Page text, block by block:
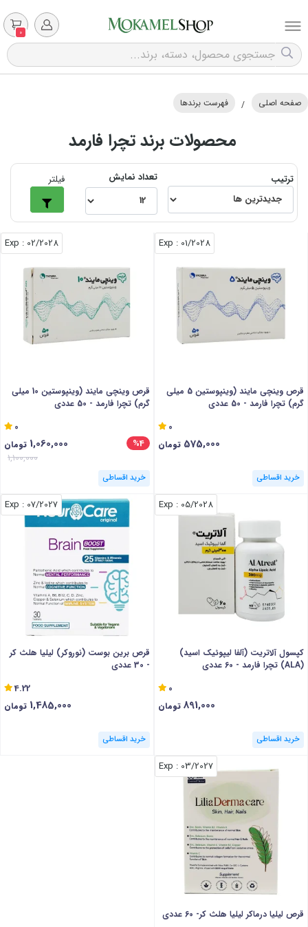
0
صفحه اصلی / فهرست برندها
محصولات برند تچرا فارمد
ترتیب تعداد نمایش فیلتر
01/2028
: Exp
قرص وینچی مایند (وینپوستین 5 میلی
گرم) تچرا فارمد - 50 عددی
0
575,000 تومان
خرید اقساطی
02/2028
: Exp
قرص وینچی مایند (وینپوستین 10 میلی
گرم) تچرا فارمد - 50 عددی
0
%4
1,060,000 تومان
1,100,000
خرید اقساطی
05/2028
: Exp
کپسول آلاتریت (آلفا لیپوئیک اسید)
(ALA) تچرا فارمد - 60 عددی
0
891,000 تومان
خرید اقساطی
07/2027
: Exp
قرص برین بوست (نوروکر) لیلیا هلث کر
- 30 عددی
4.22
1,485,000 تومان
خرید اقساطی
03/2027
: Exp
قرص لیلیا درماکر لیلیا هلث کر- 60 عددی